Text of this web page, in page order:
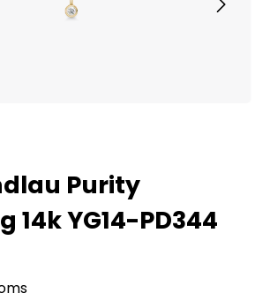
Purity
YG14-PD344